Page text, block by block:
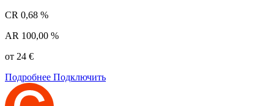
CR 0,68 %
AR 100,00 %
от 24 €
Подробнее Подключить